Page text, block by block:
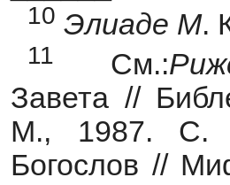
10 Элиаде М.
11 См.:
Завета //
М., 1987. С.
Богослов //